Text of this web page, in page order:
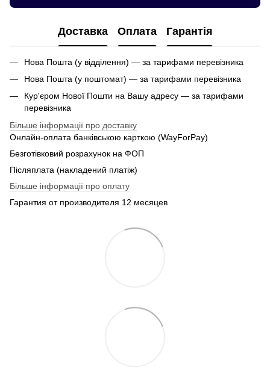
Доставка Оплата Гарантія
Нова Пошта (у відділення) — за тарифами перевізника
Нова Пошта (у поштомат) — за тарифами перевізника
Кур'єром Нової Пошти на Вашу адресу — за тарифами
перевізника
Більше інформації про доставку
Онлайн-оплата банківською карткою (WayForPay)
Безготівковий розрахунок на ФОП
Післяплата (накладений платіж)
Більше інформації про оплату
Гарантия от производителя 12 месяцев